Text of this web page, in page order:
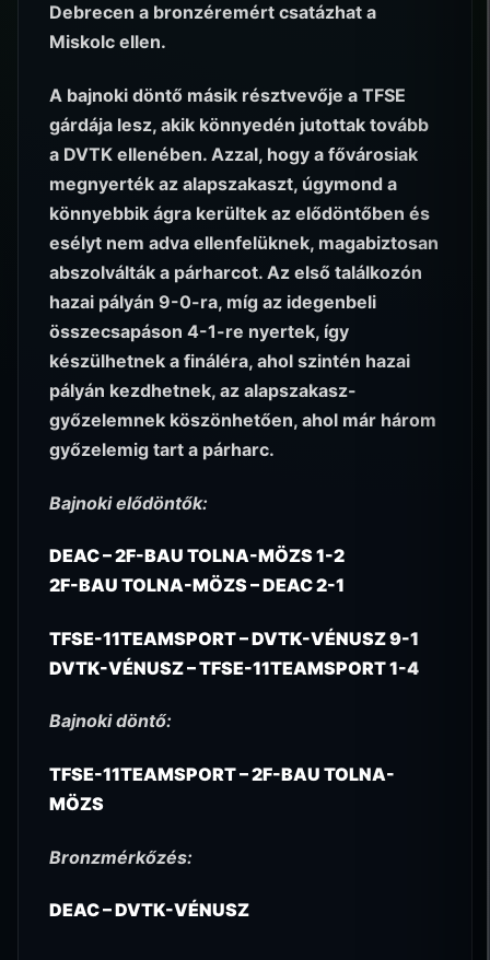
Debrecen a bronzéremért csatázhat a
Miskolc ellen.
A bajnoki döntő másik résztvevője a TFSE
gárdája lesz, akik könnyedén jutottak tovább
a DVTK ellenében. Azzal, hogy a fővárosiak
megnyerték az alapszakaszt, úgymond a
könnyebbik ágra kerültek az elődöntőben és
esélyt nem adva ellenfelüknek, magabiztosan
abszolválták a párharcot. Az első találkozón
hazai pályán 9-0-ra, míg az idegenbeli
összecsapáson 4-1-re nyertek, így
készülhetnek a fináléra, ahol szintén hazai
pályán kezdhetnek, az alapszakasz-
győzelemnek köszönhetően, ahol már három
győzelemig tart a párharc.
Bajnoki elődöntők:
DEAC – 2F-BAU TOLNA-MÖZS 1-2
2F-BAU TOLNA-MÖZS – DEAC 2-1
TFSE-11TEAMSPORT – DVTK-VÉNUSZ 9-1
DVTK-VÉNUSZ – TFSE-11TEAMSPORT 1-4
Bajnoki döntő:
TFSE-11TEAMSPORT – 2F-BAU TOLNA-
MÖZS
Bronzmérkőzés:
DEAC – DVTK-VÉNUSZ